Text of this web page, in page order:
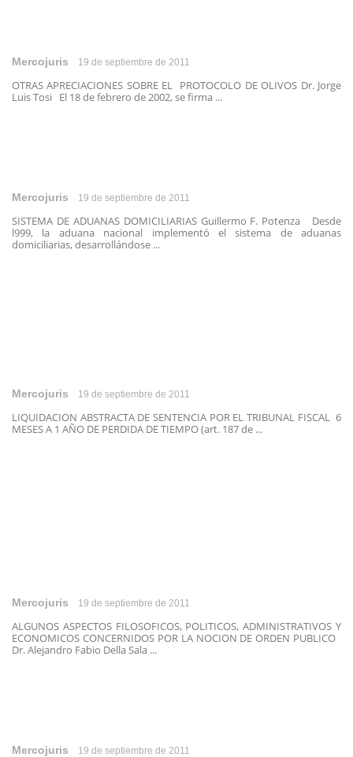
Mercojuris 19 de septiembre de 2011
OTRAS APRECIACIONES SOBRE EL PROTOCOLO DE OLIVOS Dr. Jorge
Luis Tosi El 18 de febrero de 2002, se firma ...
Mercojuris 19 de septiembre de 2011
SISTEMA DE ADUANAS DOMICILIARIAS Guillermo F. Potenza Desde
l999, la aduana nacional implementó el sistema de aduanas
domiciliarias, desarrollándose ...
Mercojuris 19 de septiembre de 2011
LIQUIDACION ABSTRACTA DE SENTENCIA POR EL TRIBUNAL FISCAL 6
MESES A 1 AÑO DE PERDIDA DE TIEMPO (art. 187 de ...
Mercojuris 19 de septiembre de 2011
ALGUNOS ASPECTOS FILOSOFICOS, POLITICOS, ADMINISTRATIVOS Y
ECONOMICOS CONCERNIDOS POR LA NOCION DE ORDEN PUBLICO
Dr. Alejandro Fabio Della Sala ...
Mercojuris 19 de septiembre de 2011